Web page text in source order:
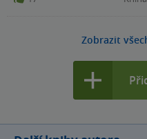
Zobrazit